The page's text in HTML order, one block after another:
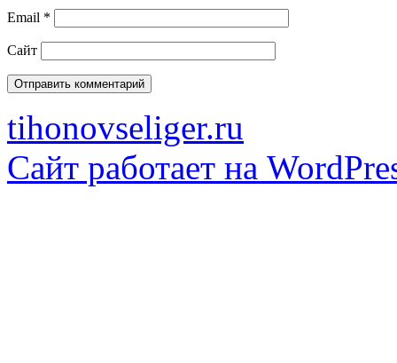
Email *
Сайт
tihonovseliger.ru
Сайт работает на